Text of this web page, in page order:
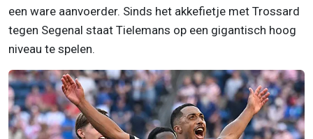
een ware aanvoerder. Sinds het akkefietje met Trossard
tegen Segenal staat Tielemans op een gigantisch hoog
niveau te spelen.